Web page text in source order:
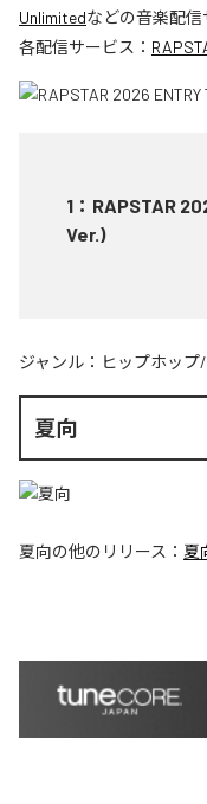
Unlimitedなどの音楽配信
各配信サービス：
1 ： RAPSTAR
Ver.)
ジャンル： ヒップホップ
夏向
夏向の他のリリース： 夏